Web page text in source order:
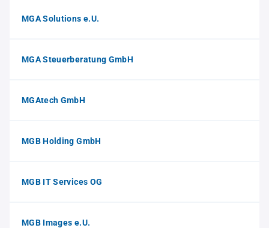
MGA Solutions e.U.
MGA Steuerberatung GmbH
MGAtech GmbH
MGB Holding GmbH
MGB IT Services OG
MGB Images e.U.